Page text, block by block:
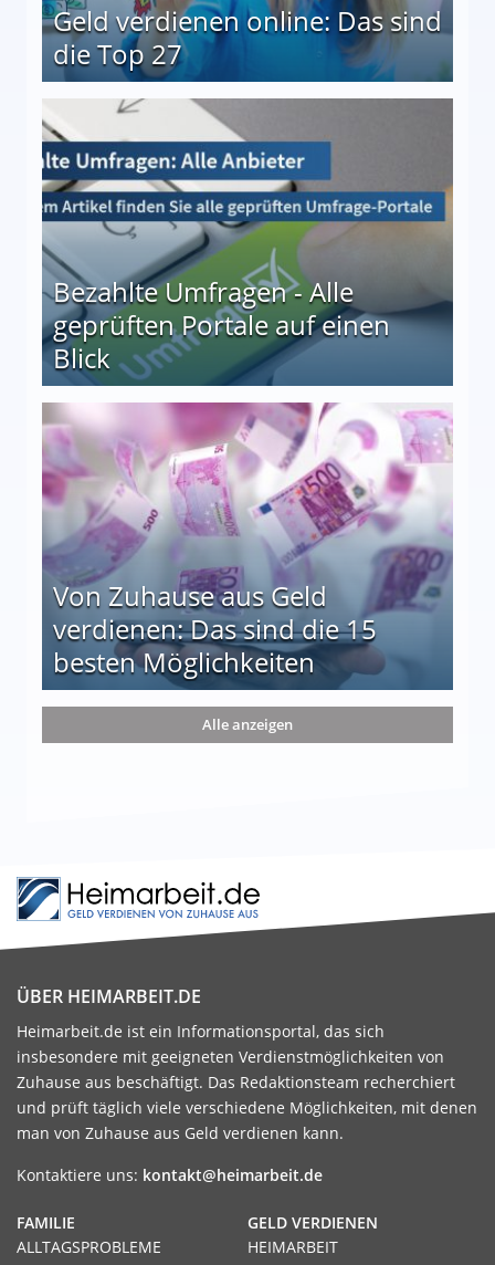
Geld verdienen online: Das sind
die Top 27
Bezahlte Umfragen - Alle
geprüften Portale auf einen
Blick
auf einen Blick
Von Zuhause aus Geld
verdienen: Das sind die 15
besten Möglichkeiten
die 15 besten Möglichkeiten
Alle anzeigen
ÜBER HEIMARBEIT.DE
Heimarbeit.de ist ein Informationsportal, das sich
insbesondere mit geeigneten Verdienstmöglichkeiten von
Zuhause aus beschäftigt. Das Redaktionsteam recherchiert
und prüft täglich viele verschiedene Möglichkeiten, mit denen
man von Zuhause aus Geld verdienen kann.
Kontaktiere uns: kontakt@heimarbeit.de
GELD VERDIENEN
HEIMARBEIT
FAMILIE
ALLTAGSPROBLEME